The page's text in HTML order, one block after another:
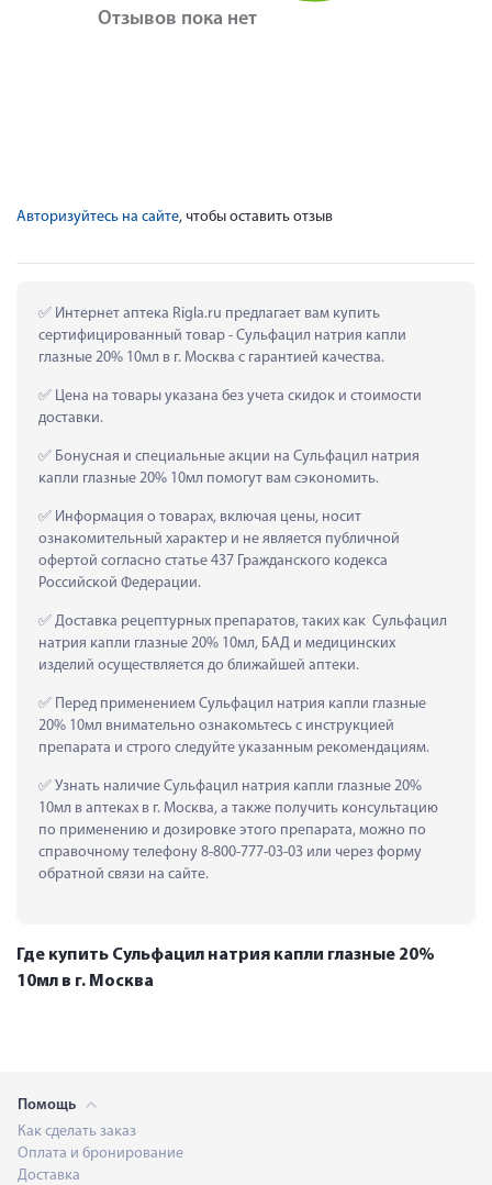
Отзывов пока нет
Авторизуйтесь на сайте, чтобы оставить отзыв
Интернет аптека Rigla.ru предлагает вам купить
сертифицированный товар - Сульфацил натрия капли
глазные 20% 10мл в г. Москва с гарантией качества.
Цена на товары указана без учета скидок и стоимости
доставки.
Бонусная и специальные акции на Сульфацил натрия
капли глазные 20% 10мл помогут вам сэкономить.
Информация о товарах, включая цены, носит
ознакомительный характер и не является публичной
офертой согласно статье 437 Гражданского кодекса
Российской Федерации.
Доставка рецептурных препаратов, таких как  Сульфацил
натрия капли глазные 20% 10мл, БАД и медицинских
изделий осуществляется до ближайшей аптеки.
Перед применением Сульфацил натрия капли глазные
20% 10мл внимательно ознакомьтесь с инструкцией
препарата и строго следуйте указанным рекомендациям.
Узнать наличие Сульфацил натрия капли глазные 20%
10мл в аптеках в г. Москва, а также получить консультацию
по применению и дозировке этого препарата, можно по
справочному телефону 8-800-777-03-03 или через форму
обратной связи на сайте.
Где купить Сульфацил натрия капли глазные 20%
10мл в г. Москва
Помощь
Как сделать заказ
Оплата и бронирование
Доставка